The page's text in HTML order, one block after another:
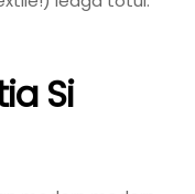
Si